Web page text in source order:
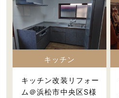
キッチン
キッチン改装リフォー
ム＠浜松市中央区S様